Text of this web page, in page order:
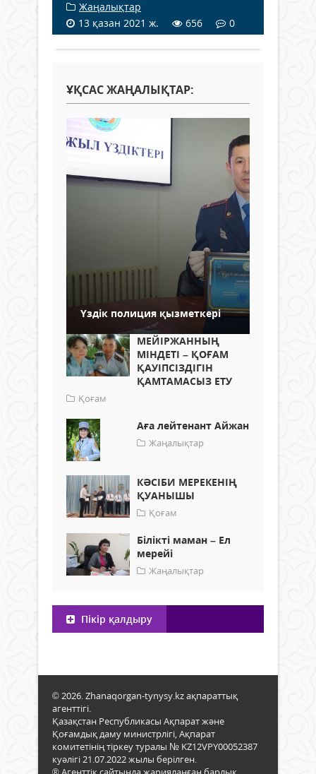
Жаңалықтар
13 қазан 2021 ж.
656 0
ҰҚСАС ЖАҢАЛЫҚТАР:
Үздік полиция қызметкері
МЕЙІРЖАННЫҢ
МІНДЕТІ – ҚОҒАМ
ҚАУІПСІЗДІГІН
ҚАМТАМАСЫЗ ЕТУ
Қоғам
Аға лейтенант Айжан
Жаңалықтар
КӘСІБИ МЕРЕКЕНІҢ
ҚУАНЫШЫ
Қоғам
Білікті маман – Ел
мерейі
Жаңалықтар
Пікір қалдыру
© 2026. Zhanaqorgan-tynysy.kz ақпараттық
агенттігі.
Қазақстан Республикасы Ақпарат және
Қоғамдық даму министрлігі, Ақпарат
комитетінің тіркеу туралы № KZ12VPY00052387
куәлігі 21.07.2022 жылы берілген.